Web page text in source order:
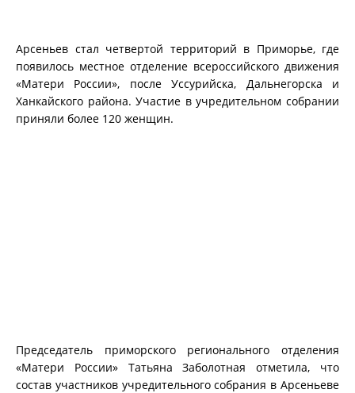
Арсеньев стал четвертой территорий в Приморье, где
появилось местное отделение всероссийского движения
«Матери России», после Уссурийска, Дальнегорска и
Ханкайского района. Участие в учредительном собрании
приняли более 120 женщин.
Председатель приморского регионального отделения
«Матери России» Татьяна Заболотная отметила, что
состав участников учредительного собрания в Арсеньеве